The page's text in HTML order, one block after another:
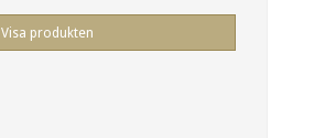
Visa produkten